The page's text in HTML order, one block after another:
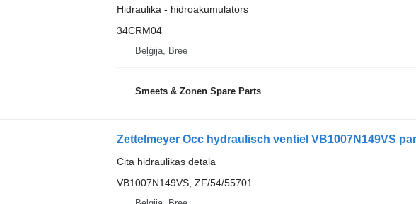
Hidraulika - hidroakumulators
34CRM04
Beļģija, Bree
Smeets & Zonen Spare Parts
Zettelmeyer Occ hydraulisch ventiel VB1007N149VS
Cita hidraulikas detaļa
VB1007N149VS, ZF/54/55701